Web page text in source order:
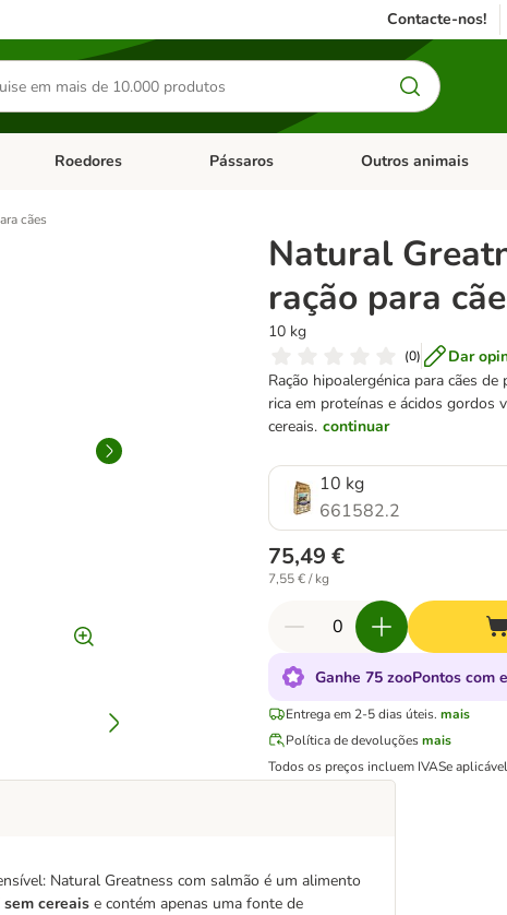
Contacte-nos!
Dieta Vet.Abrir menu de categoria: Antiparasitários
Roedores Abrir menu de categoria: Roedores
Pássaros Abrir menu de
Outros animais
cães
Natural
ração para
10 kg
(0)
Dar
Ração hipoalergénica para cães
rica em proteínas e ácidos gordos
cereais. continuar
10 kg
661582.2
75,49 €
7,55 € / kg
Ganhe 75 zooPontos com
Entrega em 2-5 dias úteis. mais
Política de devoluções mais
Todos os preços incluem IVASe
Natural Greatness com salmão é um alimento
sem cereais e contém apenas uma fonte de